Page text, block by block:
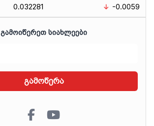
0.032281
-0.0059
ᲒᲐᲛᲝᲘᲬᲔᲠᲔᲗ ᲡᲘᲐᲮᲚᲔᲔᲑᲘ
გამოწერა